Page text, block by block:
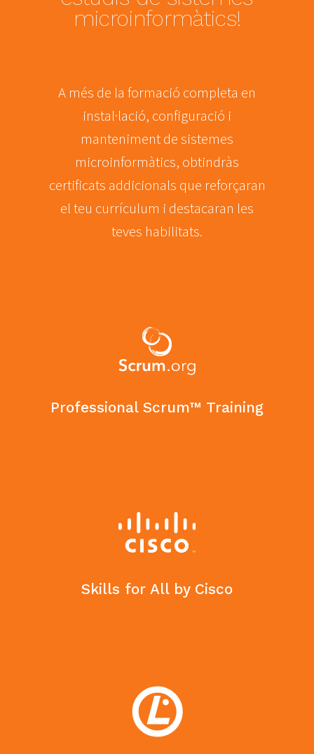
microinformàtics!
A més de la formació completa en
instal·lació, configuració i
manteniment de sistemes
microinformàtics, obtindràs
certificats addicionals que reforçaran
el teu currículum i destacaran les
teves habilitats.
Professional Scrum™ Training
Skills for All by Cisco